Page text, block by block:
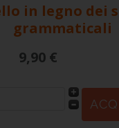
in legno dei
grammaticali
9,90 €